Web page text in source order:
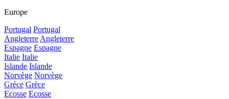
Europe
Portugal Portugal
AngleterreAngleterre
Espagne Espagne
Italie Italie
Islande Islande
Norvège Norvège
Grèce Grèce
Ecosse Ecosse